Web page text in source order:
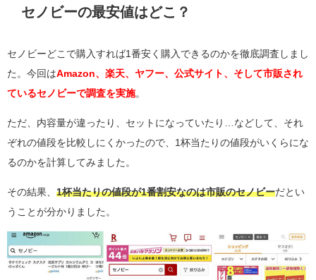
セノビーの最安値はどこ？
セノビーどこで購入すれば1番安く購入できるのかを徹底調査しまし
た。今回はAmazon、楽天、ヤフー、公式サイト、そして市販され
ているセノビーで調査を実施。
ただ、内容量が違ったり、セットになっていたり…などして、それ
ぞれの値段を比較しにくかったので、1杯当たりの値段がいくらにな
るのかを計算してみました。
その結果、 1杯当たりの値段が1番割安なのは市販のセノビーだとい
うことが分かりました。